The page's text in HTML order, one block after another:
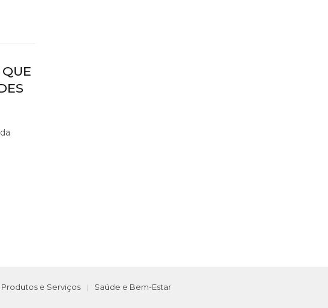
Produtos e Serviços
Saúde e Bem-Estar